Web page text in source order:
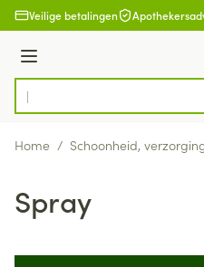
Ga naar de inhoud
Veilige betalingen
Menu
Product, merk, categorie...
Home / Schoonheid,
Spray